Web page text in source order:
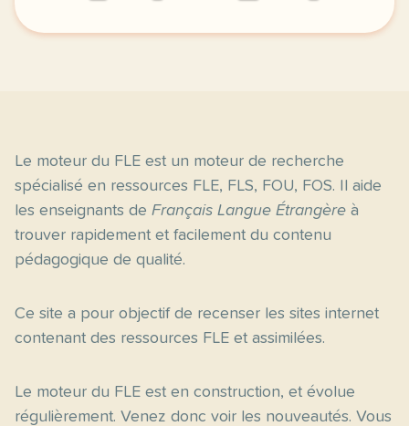
voila une des nombreuses facons de s amuser
Le moteur du FLE est un moteur de recherche
spécialisé en ressources FLE, FLS, FOU, FOS. Il aide
les enseignants de Français Langue Étrangère à
trouver rapidement et facilement du contenu
pédagogique de qualité.
Ce site a pour objectif de recenser les sites internet
contenant des ressources FLE et assimilées.
Le moteur du FLE est en construction, et évolue
régulièrement. Venez donc voir les nouveautés. Vous